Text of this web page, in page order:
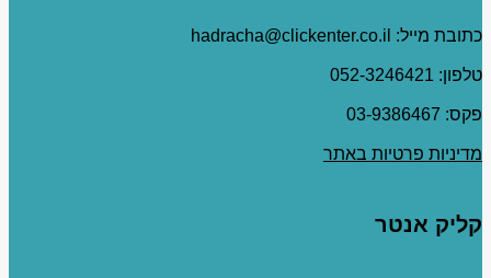
כתובת מייל: hadracha@clickenter.co.il
טלפון: 052-3246421
פקס: 03-9386467
מדיניות פרטיות באתר
קליק אנטר